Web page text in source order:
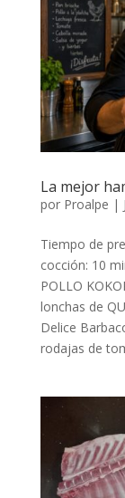
La mejor
por Proalpe |
Tiempo de
cocción: 10
POLLO
lonchas de
Delice
rodajas de